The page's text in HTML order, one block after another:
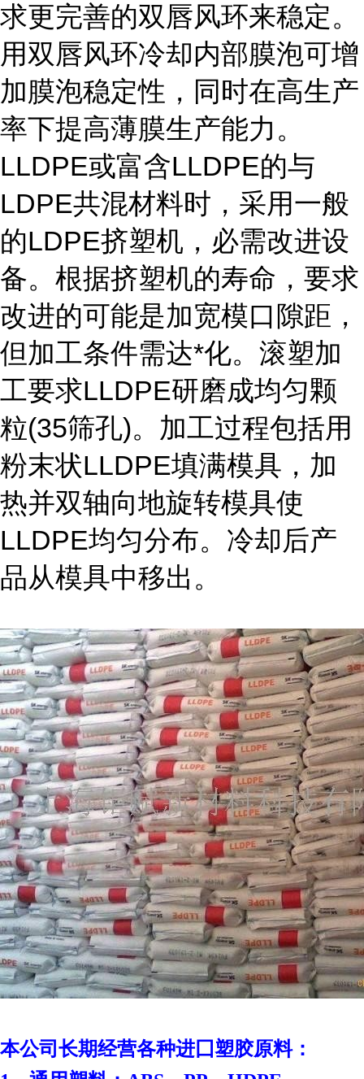
求更完善的双唇风环来稳定。
用双唇风环冷却内部膜泡可增
加膜泡稳定性，同时在高生产
率下提高薄膜生产能力。
LLDPE或富含LLDPE的与
LDPE共混材料时，采用一般
的LDPE挤塑机，必需改进设
备。根据挤塑机的寿命，要求
改进的可能是加宽模口隙距，
但加工条件需达*化。滚塑加
工要求LLDPE研磨成均匀颗
粒(35筛孔)。加工过程包括用
粉末状LLDPE填满模具，加
热并双轴向地旋转模具使
LLDPE均匀分布。冷却后产
品从模具中移出。
本公司长期经营各种进囗塑胶原料：